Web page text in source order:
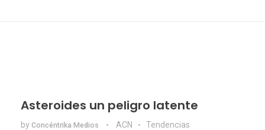
Asteroides un peligro latente
by Concéntrika Medios ACN Tendencias